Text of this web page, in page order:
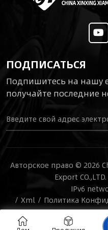
ПОДПИСАТЬСЯ
Подпишитесь на нашу
получайте последние
Авторское право © 2026
Export
IPv6
/ Xml / Политика